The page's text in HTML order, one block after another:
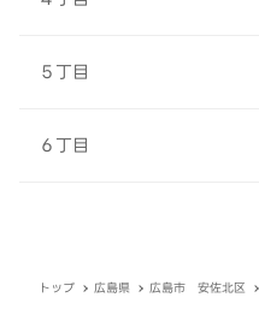
５丁目
６丁目
トップ 広島県 広島市 安佐北区